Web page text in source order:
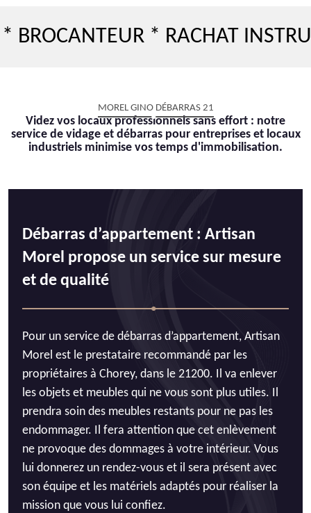
* RACHAT INSTRUMENT
MOREL GINO DÉBARRAS 21
Videz vos locaux professionnels sans effort : notre
service de vidage et débarras pour entreprises et locaux
industriels minimise vos temps d'immobilisation.
Débarras d’appartement : Artisan
Morel propose un service sur mesure
et de qualité
Pour un service de débarras d’appartement, Artisan
Morel est le prestataire recommandé par les
propriétaires à Chorey, dans le 21200. Il va enlever
les objets et meubles qui ne vous sont plus utiles. Il
prendra soin des meubles restants pour ne pas les
endommager. Il fera attention que cet enlèvement
ne provoque des dommages à votre intérieur. Vous
lui donnerez un rendez-vous et il sera présent avec
son équipe et les matériels adaptés pour réaliser la
mission que vous lui confiez.